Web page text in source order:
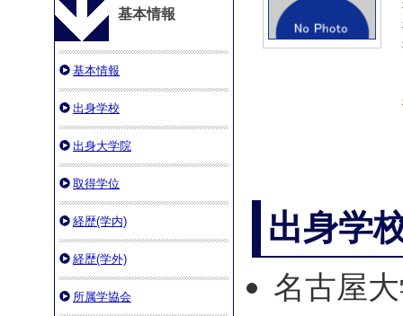
基本情報
基本情報
出身学校
出身大学院
取得学位
経歴(学内)
経歴(学外)
所属学協会
出身学
名古屋